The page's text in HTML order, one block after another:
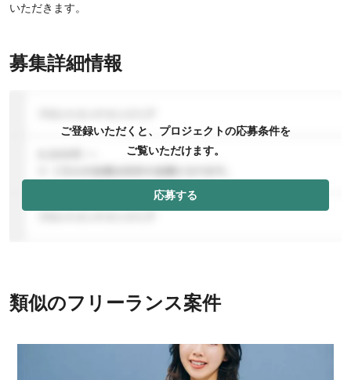
いただきます。
募集詳細情報
ご登録いただくと、プロジェクトの応募条件を
ご覧いただけます。
応募する
類似のフリーランス案件